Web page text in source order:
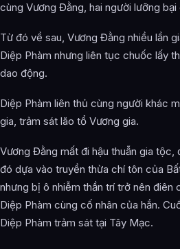
cùng Vương Đằng, hai người lưỡng bại
Từ đó về sau, Vương Đằng nhiều lần
Diệp Phàm nhưng liên tục chuốc lấy
dao động.
Diệp Phàm liên thủ cùng người khác
gia, trảm sát lão tổ Vương gia.
Vương Đằng mất đi hậu thuẫn gia tộc,
đó dựa vào truyền thừa chí tôn của
nhưng bị ô nhiễm thần trí trở nên điên
Diệp Phàm cùng cố nhân của hắn.
Diệp Phàm trảm sát tại Tây Mạc.